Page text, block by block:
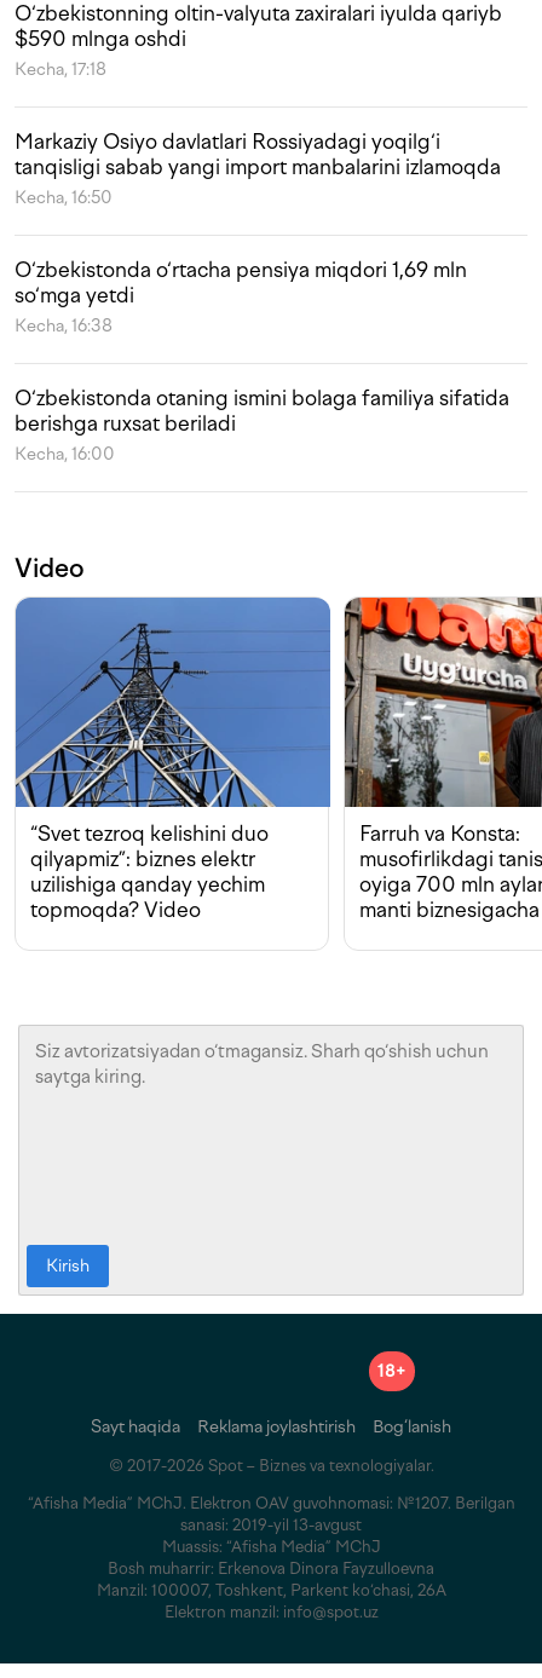
O‘zbekistonning oltin-valyuta zaxiralari iyulda qariyb
$590 mlnga oshdi
Kecha, 17:18
Markaziy Osiyo davlatlari Rossiyadagi yoqilg‘i
tanqisligi sabab yangi import manbalarini izlamoqda
Kecha, 16:50
O‘zbekistonda o‘rtacha pensiya miqdori 1,69 mln
so‘mga yetdi
Kecha, 16:38
O‘zbekistonda otaning ismini bolaga familiya sifatida
berishga ruxsat beriladi
Kecha, 16:00
Video
“Svet tezroq kelishini duo
qilyapmiz”: biznes elektr
uzilishiga qanday yechim
topmoqda? Video
Farruh va Konsta:
musofirlikdagi
oyiga 700 mln
manti biznesigacha
Kirish
18+
Sayt haqida Reklama joylashtirish Bog‘lanish
© 2017-2026 Spot – Biznes va texnologiyalar.
“Afisha Media” MChJ. Elektron OAV guvohnomasi: №1207. Berilgan
sanasi: 2019-yil 13-avgust
Muassis: “Afisha Media” MChJ
Bosh muharrir: Erkenova Dinora Fayzulloevna
Manzil: 100007, Toshkent, Parkent ko‘chasi, 26A
Elektron manzil: info@spot.uz